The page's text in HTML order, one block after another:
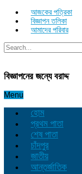
আজকের পত্রিকা
বিজ্ঞাপন তলিকা
আমাদের পরিবার
বিজ্ঞাপনের জন্যে বরাদ্দ
Menu
হোম
প্রথম পাতা
শেষ পাতা
চাঁদপুর
জাতীয়
আন্তর্জাতিক